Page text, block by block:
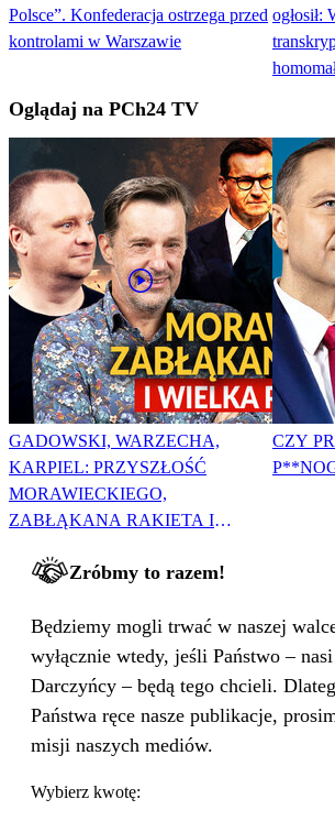
Polsce”. Konfederacja ostrzega przed
kontrolami w Warszawie
ogłosił:
Oglądaj na PCh24 TV
GADOWSKI, WARZECHA,
KARPIEL: PRZYSZŁOŚĆ
MORAWIECKIEGO,
ZABŁĄKANA RAKIETA I
CZY
Zróbmy to razem!
Będziemy mogli trwać w naszej
wyłącznie wtedy, jeśli Państwo –
Darczyńcy – będą tego chcieli.
Państwa ręce nasze publikacje,
misji naszych mediów.
Wybierz kwotę: